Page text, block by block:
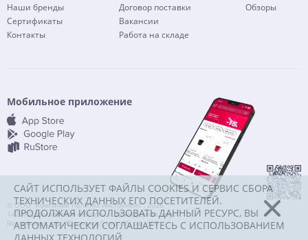
Наши бренды
Сертификаты
Контакты
Договор поставки
Вакансии
Работа на складе
Обзоры
Мобильное приложение
© ООО "Компания Политех-инструмент", 2026
142072, Московская область, г. Домодедово, мкр.
Востряково, тер. "Триколор", стр. 15, оф. 303
САЙТ ИСПОЛЬЗУЕТ ФАЙЛЫ COOKIES И СЕРВИС СБОРА
ТЕХНИЧЕСКИХ ДАННЫХ ЕГО ПОСЕТИТЕЛЕЙ.
ПРОДОЛЖАЯ ИСПОЛЬЗОВАТЬ ДАННЫЙ РЕСУРС, ВЫ
АВТОМАТИЧЕСКИ СОГЛАШАЕТЕСЬ С ИСПОЛЬЗОВАНИЕМ